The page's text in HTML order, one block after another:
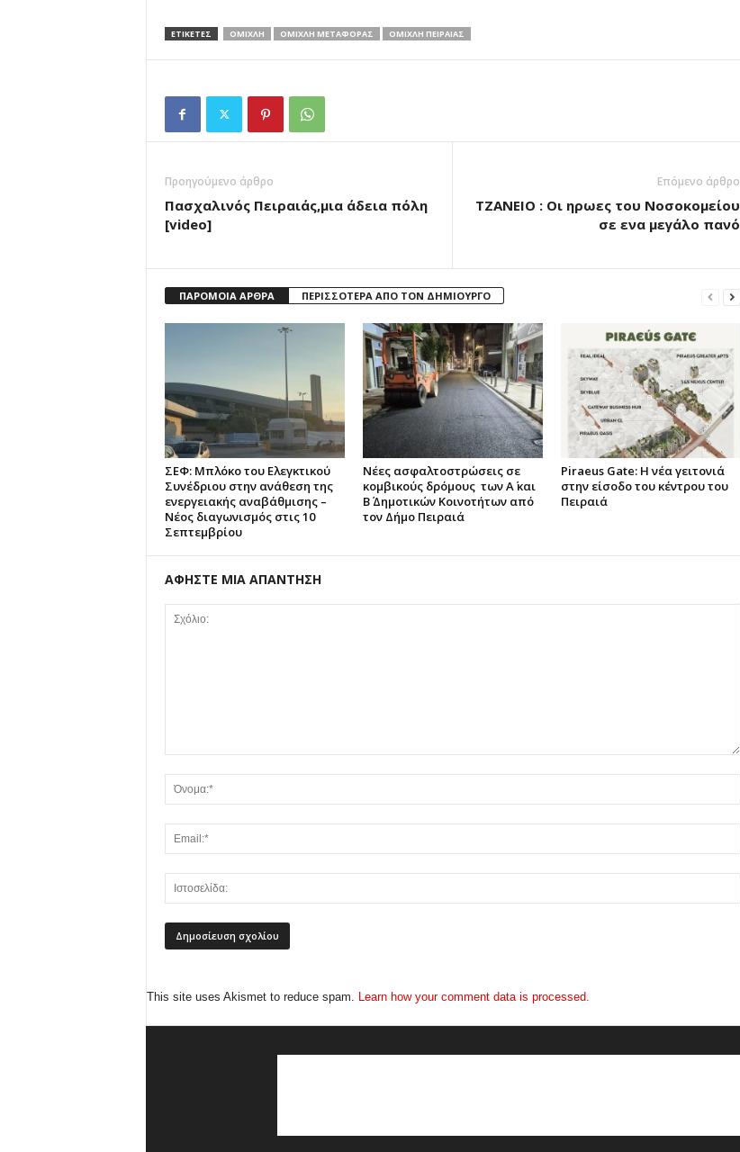
ΕΤΙΚΕΤΕΣ ΟΜΙΧΛΗ ΟΜΙΧΛΗ ΜΕΤΑΦΟΡΑΣ ΟΜΙΧΛΗ ΠΕΙΡΑΙΑΣ
Προηγούμενο άρθρο
Πασχαλινός Πειραιάς,μια άδεια πόλη
[video]
Επόμενο άρθρο
ΤΖΑΝΕΙΟ : Οι ηρωες του Νοσοκομείου
σε ενα μεγάλο πανό
ΠΑΡΟΜΟΙΑ ΑΡΘΡΑ ΠΕΡΙΣΣΟΤΕΡΑ ΑΠΟ ΤΟΝ ΔΗΜΙΟΥΡΓΟ
ΣΕΦ: Μπλόκο του Ελεγκτικού
Συνέδριου στην ανάθεση της
ενεργειακής αναβάθμισης –
Νέος διαγωνισμός στις 10
Σεπτεμβρίου
Νέες ασφαλτοστρώσεις σε
κομβικούς δρόμους των Α΄ και
Β΄ Δημοτικών Κοινοτήτων από
τον Δήμο Πειραιά
Piraeus Gate: Η νέα γειτονιά
στην είσοδο του κέντρου του
Πειραιά
ΑΦΗΣΤΕ ΜΙΑ ΑΠΑΝΤΗΣΗ
This site uses Akismet to reduce spam. Learn how your comment data is processed.